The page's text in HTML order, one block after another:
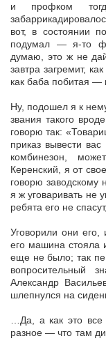
и профком
вот, в состоянии
подумал — я-то
думаю, это ж не
завтра загремит,
как баба побитая —
Ну, подошел я к
звания такого
говорю так:
приказ вывести
комбинезон,
Керенский, я от
говорю заводскому
я ж уговаривать не
ребята его не
Уговорили они
его машина стояла
еще не было; так
вопросительный
Александр
шлепнулся на
…Да, а как это
разное — что там